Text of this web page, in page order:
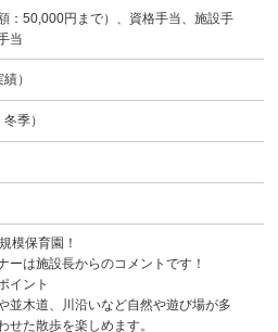
：50,000円まで）、資格手当、施設手
当
）
季）
模保育園！
は施設長からのコメントです！
イント
並木道、川沿いなど自然や遊び場が多
せた散歩を楽しめます。